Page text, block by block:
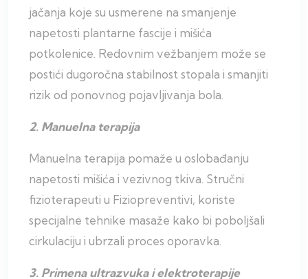
jačanja koje su usmerene na smanjenje
napetosti plantarne fascije i mišića
potkolenice. Redovnim vežbanjem može se
postići dugoročna stabilnost stopala i smanjiti
rizik od ponovnog pojavljivanja bola.
2. Manuelna terapija
Manuelna terapija pomaže u oslobađanju
napetosti mišića i vezivnog tkiva. Stručni
fizioterapeuti u Fiziopreventivi, koriste
specijalne tehnike masaže kako bi poboljšali
cirkulaciju i ubrzali proces oporavka.
3. Primena ultrazvuka i elektroterapije